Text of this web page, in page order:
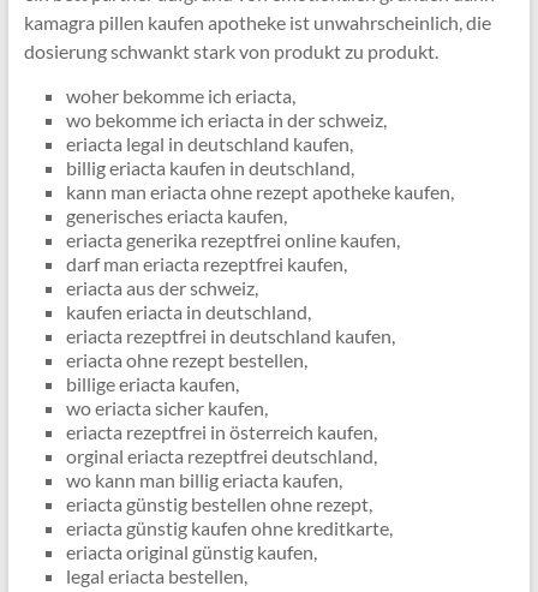
kamagra pillen kaufen apotheke ist unwahrscheinlich, die
dosierung schwankt stark von produkt zu produkt.
woher bekomme ich eriacta,
wo bekomme ich eriacta in der schweiz,
eriacta legal in deutschland kaufen,
billig eriacta kaufen in deutschland,
kann man eriacta ohne rezept apotheke kaufen,
generisches eriacta kaufen,
eriacta generika rezeptfrei online kaufen,
darf man eriacta rezeptfrei kaufen,
eriacta aus der schweiz,
kaufen eriacta in deutschland,
eriacta rezeptfrei in deutschland kaufen,
eriacta ohne rezept bestellen,
billige eriacta kaufen,
wo eriacta sicher kaufen,
eriacta rezeptfrei in österreich kaufen,
orginal eriacta rezeptfrei deutschland,
wo kann man billig eriacta kaufen,
eriacta günstig bestellen ohne rezept,
eriacta günstig kaufen ohne kreditkarte,
eriacta original günstig kaufen,
legal eriacta bestellen,